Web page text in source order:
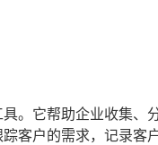
。它帮助企业收集、
客户的需求，记录客